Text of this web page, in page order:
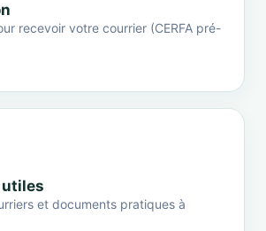
recevoir votre courrier (CERFA pré-
utiles
et documents pratiques à